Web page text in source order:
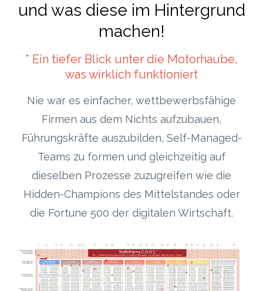
und was diese im Hintergrund
machen!
* Ein tiefer Blick unter die Motorhaube,
was wirklich funktioniert
Nie war es einfacher, wettbewerbsfähige
Firmen aus dem Nichts aufzubauen,
Führungskräfte auszubilden, Self-Managed-
Teams zu formen und gleichzeitig auf
dieselben Prozesse zuzugreifen wie die
Hidden-Champions des Mittelstandes oder
die Fortune 500 der digitalen Wirtschaft.